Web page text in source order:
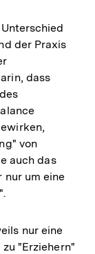
der Praxis
dass
von
auch das
um eine
nur eine
"Erziehern"